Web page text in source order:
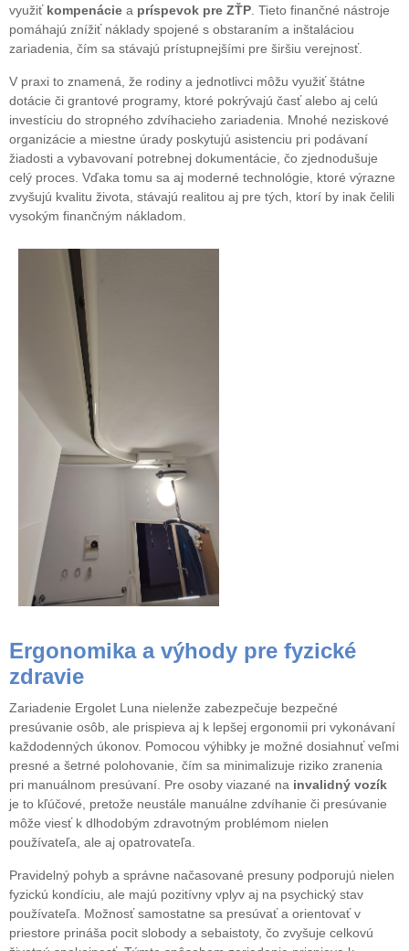
využiť kompenácie a príspevok pre ZŤP . Tieto finančné nástroje
pomáhajú znížiť náklady spojené s obstaraním a inštaláciou
zariadenia, čím sa stávajú prístupnejšími pre širšiu verejnosť.
V praxi to znamená, že rodiny a jednotlivci môžu využiť štátne
dotácie či grantové programy, ktoré pokrývajú časť alebo aj celú
investíciu do stropného zdvíhacieho zariadenia. Mnohé neziskové
organizácie a miestne úrady poskytujú asistenciu pri podávaní
žiadosti a vybavovaní potrebnej dokumentácie, čo zjednodušuje
celý proces. Vďaka tomu sa aj moderné technológie, ktoré výrazne
zvyšujú kvalitu života, stávajú realitou aj pre tých, ktorí by inak čelili
vysokým finančným nákladom.
Ergonomika a výhody pre fyzické
zdravie
Zariadenie Ergolet Luna nielenže zabezpečuje bezpečné
presúvanie osôb, ale prispieva aj k lepšej ergonomii pri vykonávaní
každodenných úkonov. Pomocou výhibky je možné dosiahnuť veľmi
presné a šetrné polohovanie, čím sa minimalizuje riziko zranenia
pri manuálnom presúvaní. Pre osoby viazané na invalidný vozík
je to kľúčové, pretože neustále manuálne zdvíhanie či presúvanie
môže viesť k dlhodobým zdravotným problémom nielen
používateľa, ale aj opatrovateľa.
Pravidelný pohyb a správne načasované presuny podporujú nielen
fyzickú kondíciu, ale majú pozitívny vplyv aj na psychický stav
používateľa. Možnosť samostatne sa presúvať a orientovať v
priestore prináša pocit slobody a sebaistoty, čo zvyšuje celkovú